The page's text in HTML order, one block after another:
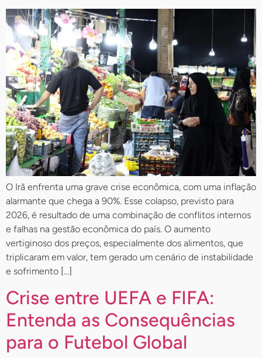
O Irã enfrenta uma grave crise econômica, com uma inflação
alarmante que chega a 90%. Esse colapso, previsto para
2026, é resultado de uma combinação de conflitos internos
e falhas na gestão econômica do país. O aumento
vertiginoso dos preços, especialmente dos alimentos, que
triplicaram em valor, tem gerado um cenário de instabilidade
e sofrimento […]
Crise entre UEFA e FIFA:
Entenda as Consequências
para o Futebol Global